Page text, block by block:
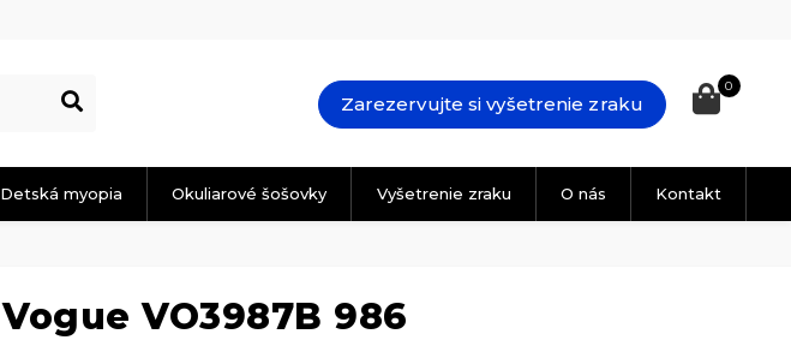
Zarezervujte si vyšetrenie zraku
0
Detská myopia Okuliarové šošovky Vyšetrenie zraku O nás Kontakt
Vogue VO3987B 986